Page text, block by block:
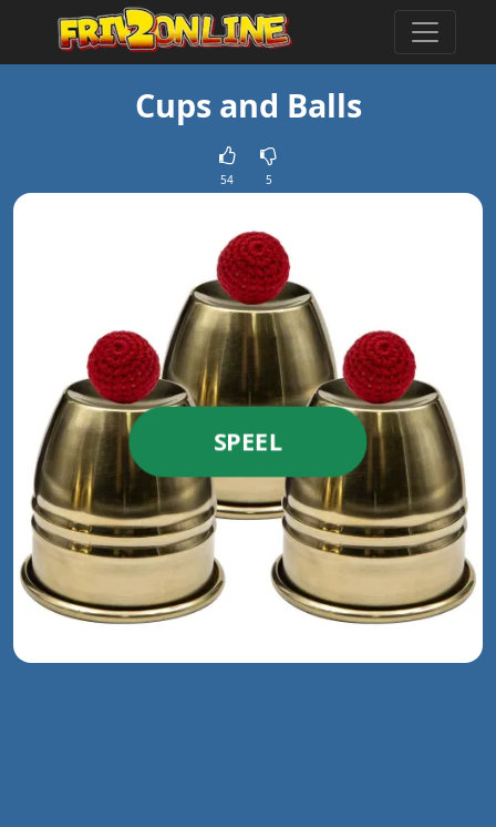
Cups and Balls
54 5
SPEEL